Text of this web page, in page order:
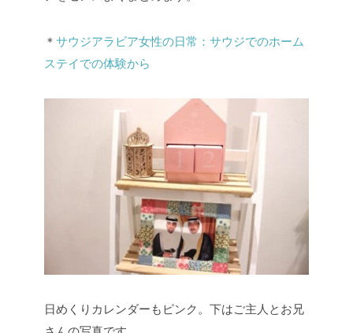
＊ サウジアラビア女性の日常：サウジでのホーム
ステイでの体験から
日めくりカレンダーもピンク。下はご主人とお兄